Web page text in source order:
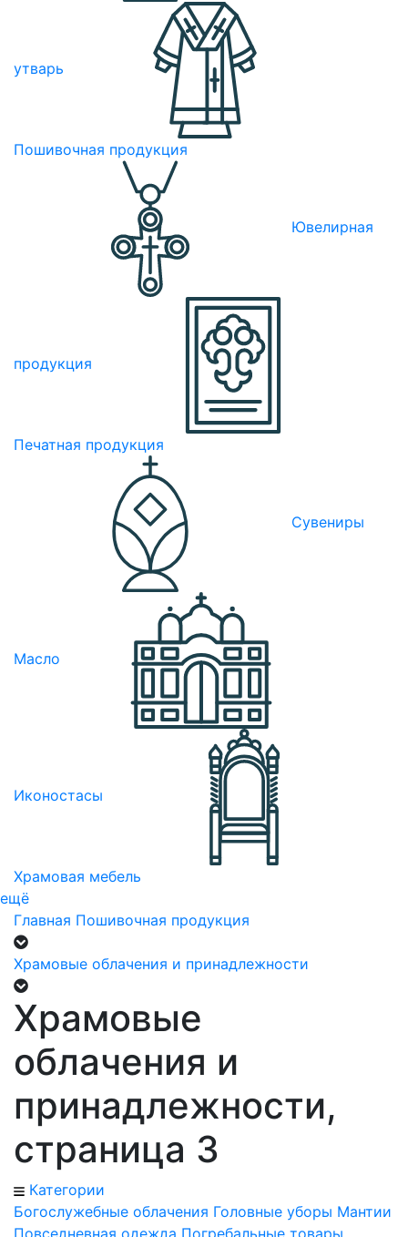
утварь
Пошивочная продукция
Ювелирная
продукция
Печатная продукция
Сувениры
Масло
Иконостасы
Храмовая мебель
ещё
Главная Пошивочная продукция
Храмовые облачения и принадлежности
Храмовые
облачения и
принадлежности,
страница 3
Категории
Богослужебные облачения Головные уборы Мантии
Повседневная одежда Погребальные товары